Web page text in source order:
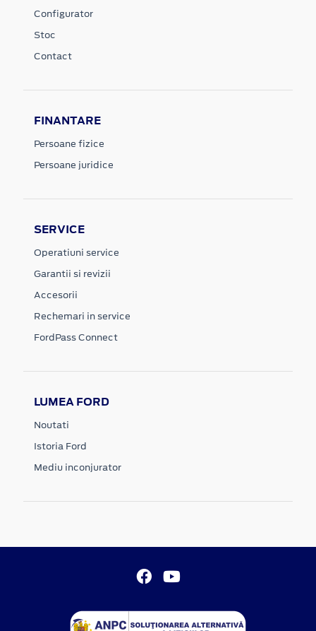
Configurator
Stoc
Contact
FINANTARE
Persoane fizice
Persoane juridice
SERVICE
Operatiuni service
Garantii si revizii
Accesorii
Rechemari in service
FordPass Connect
LUMEA FORD
Noutati
Istoria Ford
Mediu inconjurator